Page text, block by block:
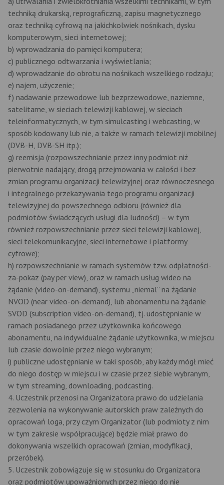
techniką drukarską, reprograficzną, zapisu magnetycznego
oraz techniką cyfrową na jakichkolwiek nośnikach, dysku
komputerowym, sieci internetowej;
b) wprowadzania do pamięci komputera;
c) publicznego odtwarzania i wyświetlania;
d) wprowadzanie do obrotu na nośnikach wszelkiego rodzaju;
e) najem, użyczenie;
f) nadawanie przewodowe lub bezprzewodowe, naziemne,
satelitarne, w sieciach telewizji kablowej, w sieciach
teleinformatycznych, w tym simulcasting i webcasting, w
sposób kodowany lub nie, a także w ramach telewizji mobilnej
(DVB-H, DVB-SH itp.);
g) reemisja (rozpowszechnianie przez inny podmiot niż
pierwotnie nadający, drogą przejmowania w całości i bez
zmian programu organizacji telewizyjnej oraz równoczesnego
i integralnego przekazywania tego programu organizacji
telewizyjnej do powszechnego odbioru (również dla
podmiotów świadczących usługi dla ludności) – w tym
również rozpowszechnianie przez sieci telewizji kablowej,
sieci telekomunikacyjne, sieci internetowe i platformy
cyfrowe);
h) rozpowszechnianie w ramach systemów tzw. odpłatności-
za-pokaz (pay per view), oraz w ramach usług wideo na
żądanie (video-on-demand), systemu „niemal” na żądanie
NVOD (near video-on-demand), lub abonamentu na żądanie
SVOD (subscription video-on-demand), tj. udostępnianie w
ramach posiadanego przez użytkownika końcowego
abonamentu, na indywidualne żądanie użytkownika, w miejscu
lub czasie dowolnie przez niego wybranym;
i) publiczne udostępnianie w taki sposób, aby każdy mógł mieć
do niego dostęp w miejscu i w czasie przez siebie wybranym,
w tym streaming, downloading, podcasting.
4. Uczestnik przenosi na Organizatora prawo do udzielania
zezwolenia na wykonywanie autorskich praw zależnych do
opracowań loga, przy czym Organizator (lub podmioty z nim
w tym zakresie współpracujące) będzie miał prawo do
dokonywania wszelkich opracowań (zmian, modyfikacji,
przeróbek).
5. Uczestnik zobowiązuje się w stosunku do Organizatora
oraz podmiotów upoważnionych przez niego do nie